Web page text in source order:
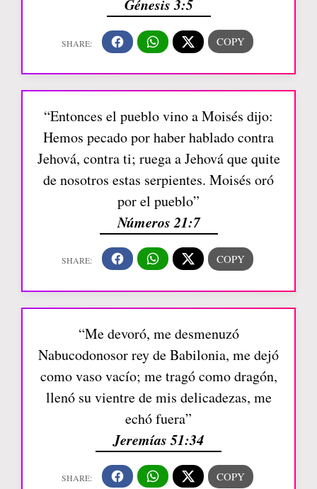
Génesis 3:5
“Entonces el pueblo vino a Moisés dijo:
Hemos pecado por haber hablado contra
Jehová, contra ti; ruega a Jehová que quite
de nosotros estas serpientes. Moisés oró
por el pueblo”
Números 21:7
“Me devoró, me desmenuzó
Nabucodonosor rey de Babilonia, me dejó
como vaso vacío; me tragó como dragón,
llenó su vientre de mis delicadezas, me
echó fuera”
Jeremías 51:34